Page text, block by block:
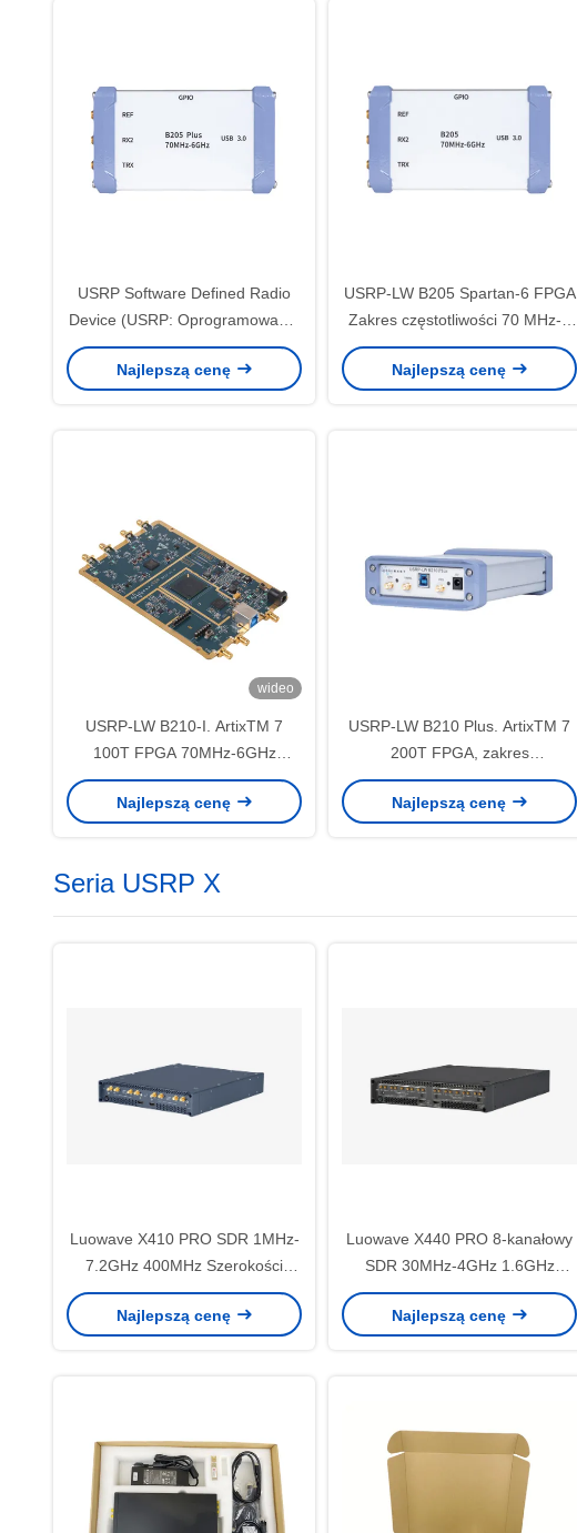
USRP Software Defined Radio
Device (USRP: Oprogramowanie
zdefiniowane przez radio)
Najlepszą cenę
USRP-LW B205 Spartan-6 FPGA
Zakres częstotliwości 70 MHz-6
GHz, 56 MHz Szerokość pasma
1T1R USRP SDR
Najlepszą cenę
wideo
USRP-LW B210-I. ArtixTM 7
100T FPGA 70MHz-6GHz
Zakres częstotliwości 56MHz
Szerokość pasma 2T2R USRP
Najlepszą cenę
USRP-LW B210 Plus. ArtixTM 7
200T FPGA, zakres
częstotliwości 70MHz-6GHz,
szerokość pasma 56MHz, 2T2R,
Najlepszą cenę
Seria USRP X
Luowave X410 PRO SDR 1MHz-
7.2GHz 400MHz Szerokości
Pasma 4 Kanały
Najlepszą cenę
Luowave X440 PRO 8-kanałowy
SDR 30MHz-4GHz 1.6GHz
Szerokość pasma
Najlepszą cenę